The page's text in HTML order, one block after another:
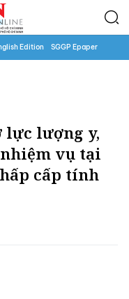
Edition SGGP Epaper
lực lượng y,
vụ tại
cấp tính